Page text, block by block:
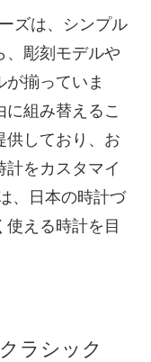
ズは、シンプル
、彫刻モデルや
揃っていま
組み替えるこ
供しており、お
をカスタマイ
、日本の時計づ
使える時計を目
ラシック